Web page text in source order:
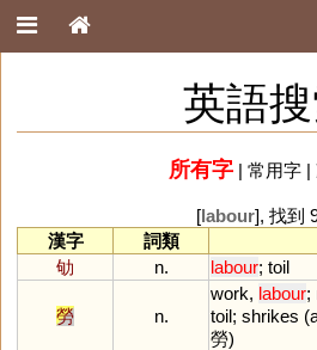
英語
所有字| 常用字|
[labour], 找到
漢字
詞類
劬
n. labour; toil
勞 n.
work, labour;
toil; shrikes (
勞)